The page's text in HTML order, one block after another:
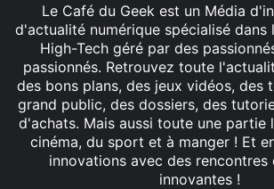
Le Café du Geek est un Média
d'actualité numérique spécialisé dans
High-Tech géré par des
passionnés. Retrouvez toute
des bons plans, des jeux vidéos, des
grand public, des dossiers, des
d'achats. Mais aussi toute une partie
cinéma, du sport et à manger ! Et
innovations avec des
innovantes !